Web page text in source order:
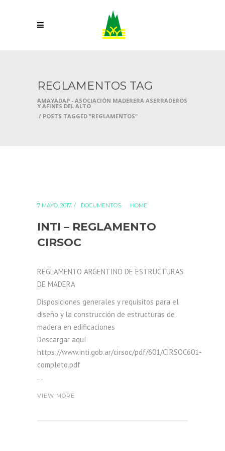
REGLAMENTOS TAG
AMAYADAP - ASOCIACIÓN MADERERA ASERRADEROS
Y AFINES DEL ALTO
/ POSTS TAGGED "REGLAMENTOS"
7 MAYO, 2017 DOCUMENTOS HOME
INTI – REGLAMENTO
CIRSOC
REGLAMENTO ARGENTINO DE ESTRUCTURAS
DE MADERA
Disposiciones generales y requisitos para el
diseño y la construcción de estructuras de
madera en edificaciones
Descargar aquí
https://www.inti.gob.ar/cirsoc/pdf/601/CIRSOC601-
completo.pdf
...
VIEW MORE